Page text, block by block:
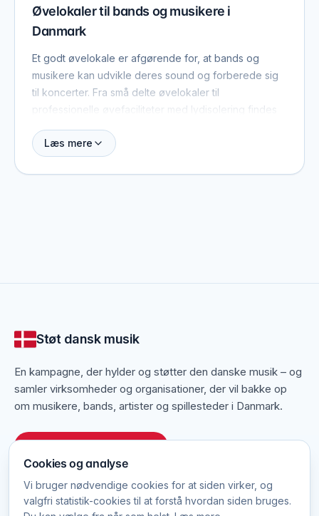
Øvelokaler til bands og musikere i
Danmark
Et godt øvelokale er afgørende for, at bands og
musikere kan udvikle deres sound og forberede sig
til koncerter. Fra små delte øvelokaler til
professionelle øvefaciliteter med lydisolering findes
Som en del af "Støt dansk musik" fremhæver vi de
øvelokaler, der giver plads til, at musikken kan vokse,
uge efter uge.
Læs mere
Støt dansk musik
En kampagne, der hylder og støtter den danske musik – og
samler virksomheder og organisationer, der vil bakke op
om musikere, bands, artister og spillesteder i Danmark.
Cookies og analyse
Vi bruger nødvendige cookies for at siden virker, og
valgfri statistik-cookies til at forstå hvordan siden bruges.